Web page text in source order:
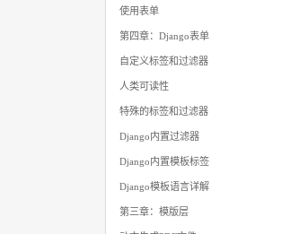
使用表单
第四章：Django表单
自定义标签和过滤器
人类可读性
特殊的标签和过滤器
Django内置过滤器
Django内置模板标签
Django模板语言详解
第三章：模版层